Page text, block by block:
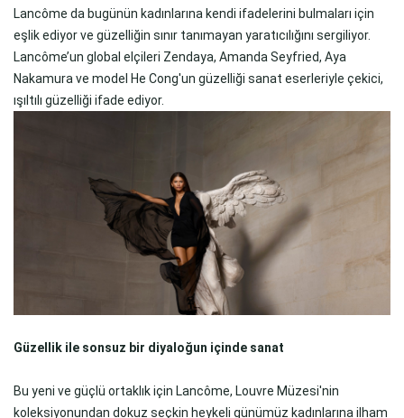
Lancôme da bugünün kadınlarına kendi ifadelerini bulmaları için
eşlik ediyor ve güzelliğin sınır tanımayan yaratıcılığını sergiliyor.
Lancôme’un global elçileri Zendaya, Amanda Seyfried, Aya
Nakamura ve model He Cong'un güzelliği sanat eserleriyle çekici,
ışıltılı güzelliği ifade ediyor.
Güzellik ile sonsuz bir diyaloğun içinde sanat
Bu yeni ve güçlü ortaklık için Lancôme, Louvre Müzesi'nin
koleksiyonundan dokuz seçkin heykeli günümüz kadınlarına ilham